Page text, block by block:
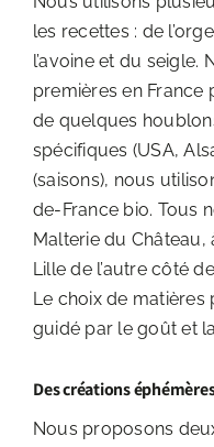
les recettes : de
l’avoine et du seigle.
premières en France
de quelques
spécifiques (USA,
(saisons), nous
de-France bio. Tous
Malterie du
Lille de l’autre côté
Le choix de
guidé par le goût et
Des créations
Nous proposons